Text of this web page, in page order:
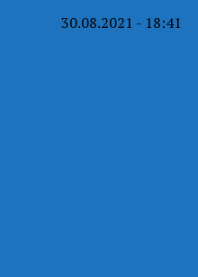
30.08.2021 - 18:41